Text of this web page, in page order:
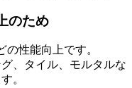
のため
性能向上です。
、タイル、モルタルな
。